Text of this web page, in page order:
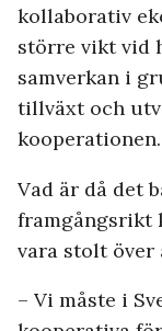
kollaborativ
större vikt vid
samverkan i
tillväxt och
kooperationen.
Vad är då det
framgångsrikt
vara stolt över
– Vi måste i